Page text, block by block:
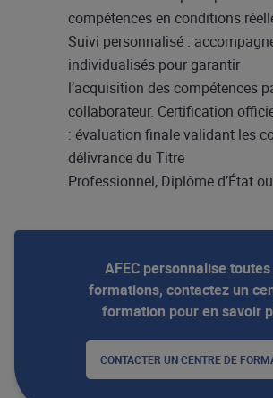
compétences en conditions
Suivi personnalisé :
individualisés pour garantir
l’acquisition des compétences
collaborateur. Certification
: évaluation finale validant les
délivrance du Titre
Professionnel, Diplôme d’État ou
AFEC personnalise
formations, contactez un
formation pour en savoir
CONTACTER UN CENTRE DE